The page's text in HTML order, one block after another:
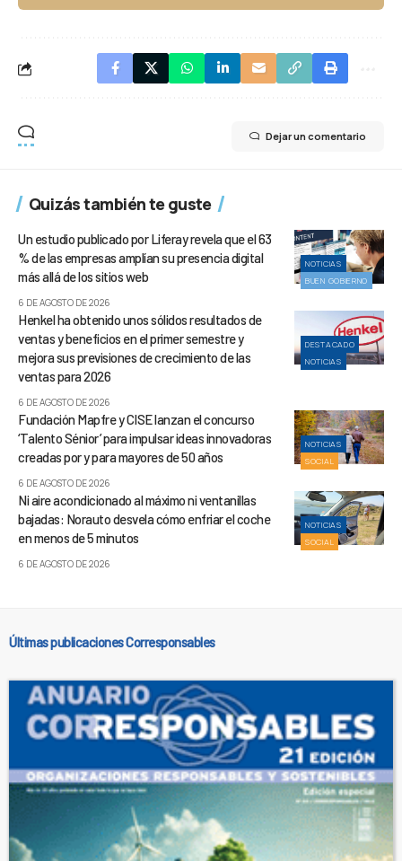
Dejar un comentario
Quizás también te guste
NOTICIAS
BUEN GOBIERNO
Un estudio publicado por Liferay revela que el 63
% de las empresas amplían su presencia digital
más allá de los sitios web
6 DE AGOSTO DE 2026
DESTACADO
NOTICIAS
Henkel ha obtenido unos sólidos resultados de
ventas y beneficios en el primer semestre y
mejora sus previsiones de crecimiento de las
ventas para 2026
6 DE AGOSTO DE 2026
NOTICIAS
SOCIAL
Fundación Mapfre y CISE lanzan el concurso
‘Talento Sénior’ para impulsar ideas innovadoras
creadas por y para mayores de 50 años
6 DE AGOSTO DE 2026
NOTICIAS
SOCIAL
Ni aire acondicionado al máximo ni ventanillas
bajadas: Norauto desvela cómo enfriar el coche
en menos de 5 minutos
6 DE AGOSTO DE 2026
Últimas publicaciones Corresponsables